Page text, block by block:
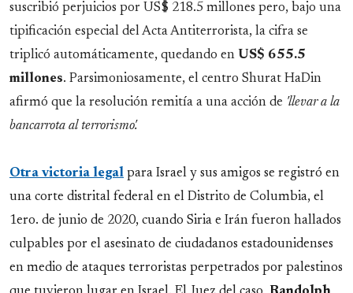
suscribió perjuicios por US$ 218.5 millones pero, bajo una
tipificación especial del Acta Antiterrorista, la cifra se
triplicó automáticamente, quedando en US$ 655.5
millones. Parsimoniosamente, el centro Shurat HaDin
afirmó que la resolución remitía a una acción de 'llevar a la
bancarrota al terrorismo'.
Otra victoria legal para Israel y sus amigos se registró en
una corte distrital federal en el Distrito de Columbia, el
1ero. de junio de 2020, cuando Siria e Irán fueron hallados
culpables por el asesinato de ciudadanos estadounidenses
en medio de ataques terroristas perpetrados por palestinos